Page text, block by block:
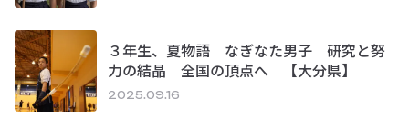
３年生、夏物語 なぎなた男子 研究と努
力の結晶 全国の頂点へ 【大分県】
2025.09.16